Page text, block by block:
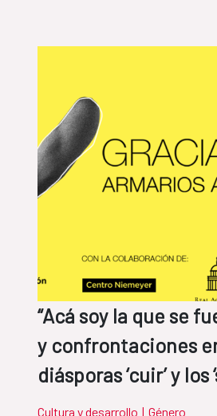
“Acá soy la que se
y confrontaciones
diásporas ‘cuir’ y los
Cultura y desarrollo | Género